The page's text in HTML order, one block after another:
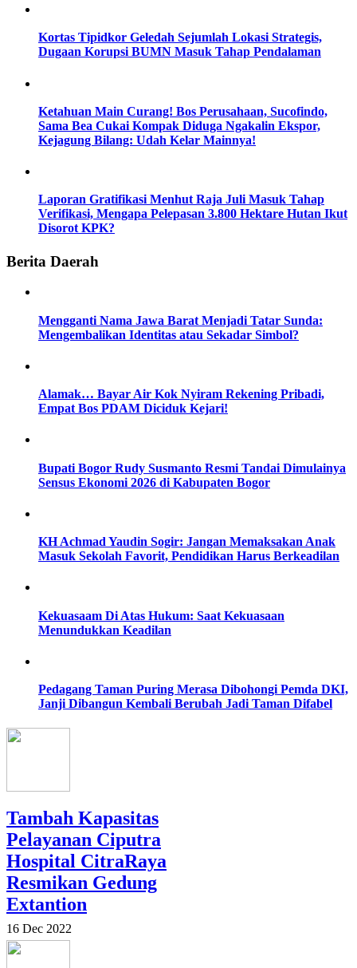
Kortas Tipidkor Geledah Sejumlah Lokasi Strategis,
Dugaan Korupsi BUMN Masuk Tahap Pendalaman
Ketahuan Main Curang! Bos Perusahaan, Sucofindo,
Sama Bea Cukai Kompak Diduga Ngakalin Ekspor,
Kejagung Bilang: Udah Kelar Mainnya!
Laporan Gratifikasi Menhut Raja Juli Masuk Tahap
Verifikasi, Mengapa Pelepasan 3.800 Hektare Hutan Ikut
Disorot KPK?
Berita Daerah
Mengganti Nama Jawa Barat Menjadi Tatar Sunda:
Mengembalikan Identitas atau Sekadar Simbol?
Alamak… Bayar Air Kok Nyiram Rekening Pribadi,
Empat Bos PDAM Diciduk Kejari!
Bupati Bogor Rudy Susmanto Resmi Tandai Dimulainya
Sensus Ekonomi 2026 di Kabupaten Bogor
KH Achmad Yaudin Sogir: Jangan Memaksakan Anak
Masuk Sekolah Favorit, Pendidikan Harus Berkeadilan
Kekuasaam Di Atas Hukum: Saat Kekuasaan
Menundukkan Keadilan
Pedagang Taman Puring Merasa Dibohongi Pemda DKI,
Janji Dibangun Kembali Berubah Jadi Taman Difabel
Tambah Kapasitas
Pelayanan Ciputra
Hospital CitraRaya
Resmikan Gedung
Extantion
16 Dec 2022